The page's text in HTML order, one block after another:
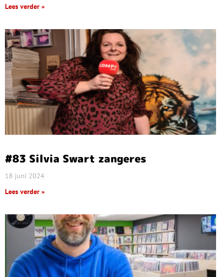
Lees verder »
#83 Silvia Swart zangeres
18 juni 2024
Lees verder »